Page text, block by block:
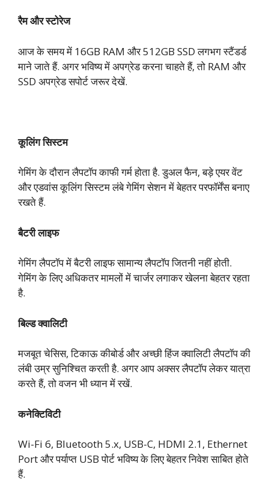
रैम और स्टोरेज
आज के समय में 16GB RAM और 512GB SSD लगभग स्टैंडर्ड
माने जाते हैं. अगर भविष्य में अपग्रेड करना चाहते हैं, तो RAM और
SSD अपग्रेड सपोर्ट जरूर देखें.
कूलिंग सिस्टम
गेमिंग के दौरान लैपटॉप काफी गर्म होता है. डुअल फैन, बड़े एयर वेंट
और एडवांस कूलिंग सिस्टम लंबे गेमिंग सेशन में बेहतर परफॉर्मेंस बनाए
रखते हैं.
बैटरी लाइफ
गेमिंग लैपटॉप में बैटरी लाइफ सामान्य लैपटॉप जितनी नहीं होती.
गेमिंग के लिए अधिकतर मामलों में चार्जर लगाकर खेलना बेहतर रहता
है.
बिल्ड क्वालिटी
मजबूत चेसिस, टिकाऊ कीबोर्ड और अच्छी हिंज क्वालिटी लैपटॉप की
लंबी उम्र सुनिश्चित करती है. अगर आप अक्सर लैपटॉप लेकर यात्रा
करते हैं, तो वजन भी ध्यान में रखें.
कनेक्टिविटी
Wi-Fi 6, Bluetooth 5.x, USB-C, HDMI 2.1, Ethernet
Port और पर्याप्त USB पोर्ट भविष्य के लिए बेहतर निवेश साबित होते
हैं.